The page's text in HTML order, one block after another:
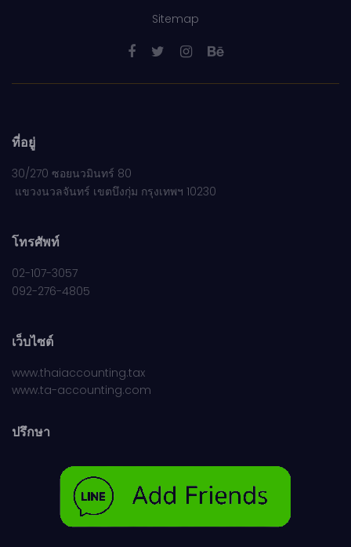
Sitemap
ที่อยู่
30/270 ซอยนวมินทร์ 80
แขวงนวลจันทร์ เขตบึงกุ่ม กรุงเทพฯ 10230
โทรศัพท์
02-107-3057
092-276-4805
เว็บไซต์
www.thaiaccounting.tax
www.ta-accounting.com
ปรึกษา